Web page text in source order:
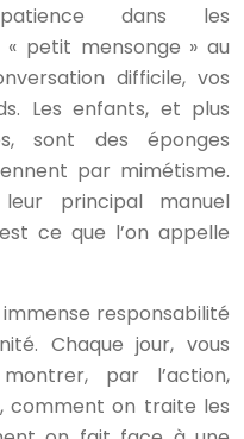
dans les
petit mensonge » au
difficile, vos
Les enfants, et plus
sont des éponges
par mimétisme.
principal manuel
ce que l’on appelle
responsabilité
Chaque jour, vous
par l’action,
comment on traite les